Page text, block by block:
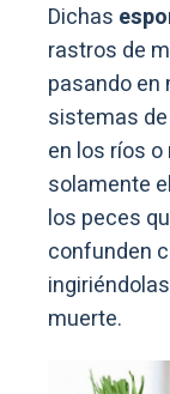
Dichas
rastros de
pasando
sistemas
en los ríos
solamente
los peces
confunden
muerte.